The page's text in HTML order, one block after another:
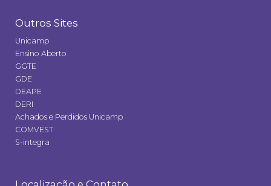
Outros Sites
Unicamp
Ensino Aberto
GGTE
GDE
DEAPE
DERI
Achados e Perdidos Unicamp
COMVEST
S-integra